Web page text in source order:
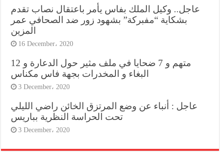
عاجل.. وكيل الملك بفاس يأمر باعتقال نصاب تقدم
بشكاية “مفبركة” بشهود زور ضد الصحافي عمر
المزين
16 December، 2020
12 متهم و 7 ضحايا في ملف مثير حول الدعارة و
البغاء و المخدرات بجهة فاس مكناس
3 December، 2020
عاجل : أنباء عن وضع المرتزق الخائن راضي الليلي
تحت الحراسة النظرية بباريس
3 December، 2020